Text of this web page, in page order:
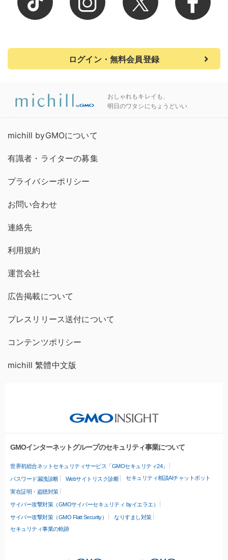
ログイン・無料会員登録
おしゃれもキレイも、
明日のワタシにちょうどいい
michill byGMOについて
有識者・ライターの募集
プライバシーポリシー
お問い合わせ
連絡先
利用規約
運営会社
広告掲載について
プレスリリース送付について
コンテンツポリシー
michill 繁體中文版
GMOインターネットグループのセキュリティ事業について
世界初総合ネットセキュリティサービス「GMOセキュリティ24」
パスワード漏洩診断 Webサイトリスク診断 セキュリティ相談AIチャットボット
実在証明・盗聴対策
サイバー攻撃対策（GMOサイバーセキュリティ byイエラエ）
サイバー攻撃対策（GMO Flatt Security）
なりすまし対策
セキュリティ事業の軌跡